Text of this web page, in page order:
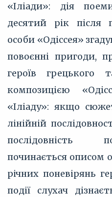
«Іліади»: дія
десятий рік після
особи «Одіссея»
повоєнні пригоди,
героїв грецького
композицією
«Іліаду»: якщо
лінійній
послідовність
починається описом
річних поневірянь
події слухач